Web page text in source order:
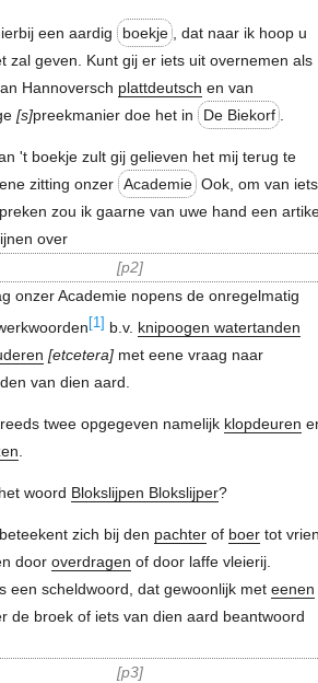
een aardig boekje
, dat naar ik hoop u
zal geven. Kunt gij er iets uit overnemen als
Hannoversch plattdeutsch en van
s preekmanier doe het in De Biekorf
't boekje zult gij gelieven het mij terug te
zitting onzer Academie Ook, om van iets
zou ik gaarne van uwe hand een
over
p2
onzer Academie nopens de onregelmatig
[1] b.v. knipoogen watertanden
etcetera met eene vraag naar
van dien aard.
twee opgegeven namelijk klopdeuren
woord Blokslijpen Blokslijper?
zich bij den pachterof boertot
door overdragen of door laffe vleierij.
een scheldwoord, dat gewoonlijk met eenen
de broek of iets van dien aard beantwoord
p3